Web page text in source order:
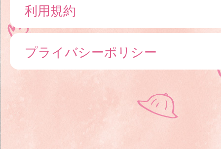
利用規約
プライバシーポリシー